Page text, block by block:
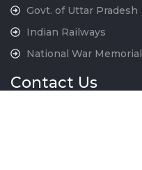
Govt. of Uttar Pradesh
Indian Railways
National War Memorial
Contact Us